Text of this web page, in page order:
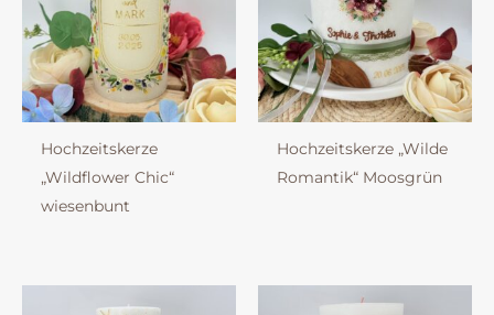
Hochzeitskerze
„Wildflower Chic“
wiesenbunt
Hochzeitskerze „Wilde
Romantik“ Moosgrün